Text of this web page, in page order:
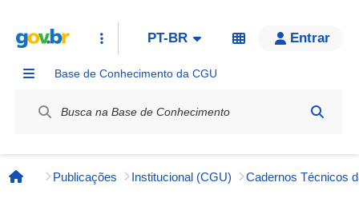
PT-BR Entrar
Base de Conhecimento da CGU
Página inicial
Publicações Institucional (CGU)